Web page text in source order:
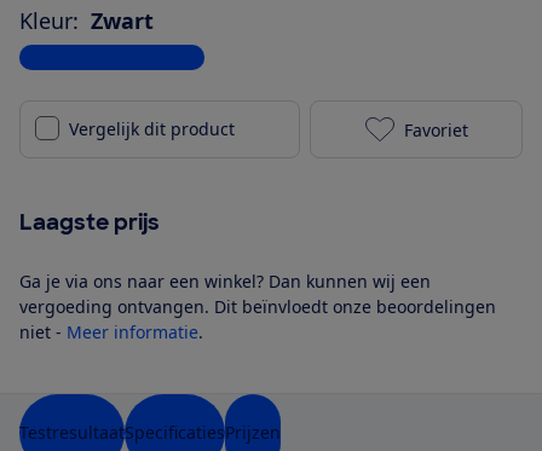
Kleur: Zwart
Bekijk alle specificaties
Vergelijk dit product Polar Ignite
Favoriet
Laagste prijs
Ga je via ons naar een winkel? Dan kunnen wij een
vergoeding ontvangen. Dit beïnvloedt onze beoordelingen
niet - Meer informatie.
TestresultaatSpecificatiesPrijzen